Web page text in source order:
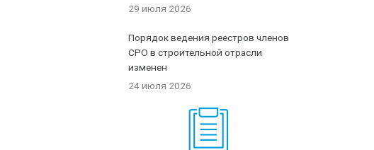
29 июля 2026
Порядок ведения реестров членов
СРО в строительной отрасли
изменен
24 июля 2026